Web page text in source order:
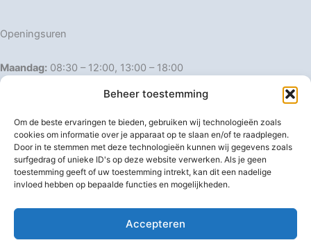
Beheer toestemming
Om de beste ervaringen te bieden, gebruiken wij technologieën zoals
cookies om informatie over je apparaat op te slaan en/of te raadplegen.
Door in te stemmen met deze technologieën kunnen wij gegevens zoals
surfgedrag of unieke ID's op deze website verwerken. Als je geen
toestemming geeft of uw toestemming intrekt, kan dit een nadelige
invloed hebben op bepaalde functies en mogelijkheden.
Accepteren
Openingsuren
Maandag: 08:30 – 12:00, 13:00 – 18:00
Dinsdag:
08:30 – 12:00, 13:00 – 18:00
Donderdag: 08:30 – 12:00, 13:00 – 18:00
Vrijdag: 08:30 – 12:00, 13:00 – 18:00
Zaterdag: 08:30 – 16:00
Zondag: Gesloten